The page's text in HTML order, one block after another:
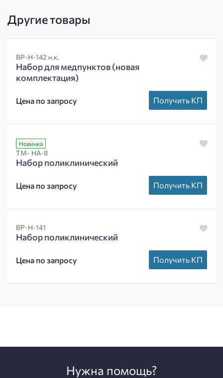
Другие товары
ВР-Н-142 н.к.
Набор для медпунктов (новая
комплектация)
Цена по запросу Получить КП
Новинка
ТМ- НА-8
Набор поликлинический
Цена по запросу Получить КП
ВР-Н-141
Набор поликлинический
Цена по запросу Получить КП
Нужна помощь?